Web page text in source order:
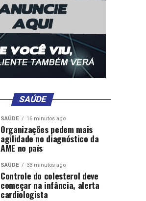
SAÚDE
SAÚDE 16 minutos ago
Organizações pedem mais
agilidade no diagnóstico da
AME no país
SAÚDE 33 minutos ago
Controle do colesterol deve
começar na infância, alerta
cardiologista